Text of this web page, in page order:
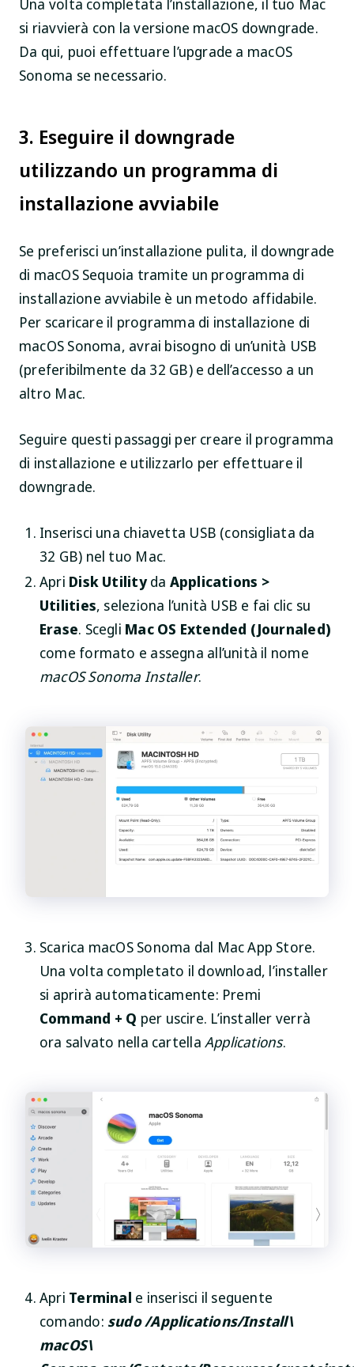
Una volta completata l’installazione, il tuo Mac
si riavvierà con la versione macOS downgrade.
Da qui, puoi effettuare l’upgrade a macOS
Sonoma se necessario.
3. Eseguire il downgrade
utilizzando un programma di
installazione avviabile
Se preferisci un’installazione pulita, il downgrade
di macOS Sequoia tramite un programma di
installazione avviabile è un metodo affidabile.
Per scaricare il programma di installazione di
macOS Sonoma, avrai bisogno di un’unità USB
(preferibilmente da 32 GB) e dell’accesso a un
altro Mac.
Seguire questi passaggi per creare il programma
di installazione e utilizzarlo per effettuare il
downgrade.
Inserisci una chiavetta USB (consigliata da
32 GB) nel tuo Mac.
Apri Disk Utilityda Applications >
Utilities, seleziona l’unità USB e fai clic su
Erase. Scegli Mac OS Extended (Journaled)
come formato e assegna all’unità il nome
macOS Sonoma Installer.
Scarica macOS Sonoma dal Mac App Store.
Una volta completato il download, l’installer
si aprirà automaticamente: Premi
Command + Q per uscire. L’installer verrà
ora salvato nella cartella Applications.
Apri Terminal e inserisci il seguente
comando: sudo /Applications/Install\
macOS\